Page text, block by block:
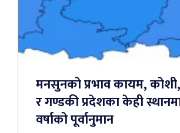
मनसुनको प्रभाव कायम,
र गण्डकी प्रदेशका केही
वर्षाको पूर्वानुमान